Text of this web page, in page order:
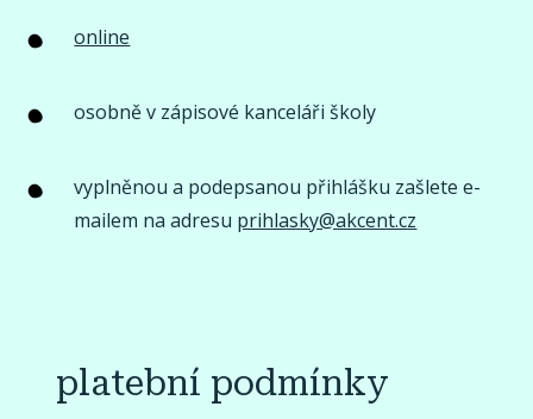
online
osobně v zápisové kanceláři školy
vyplněnou a podepsanou přihlášku zašlete e-
mailem na adresu prihlasky@akcent.cz
platební podmínky